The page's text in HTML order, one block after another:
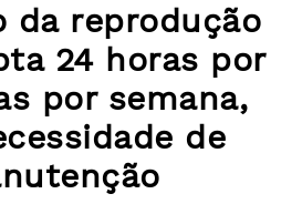
da reprodução
24 horas por
por semana,
de